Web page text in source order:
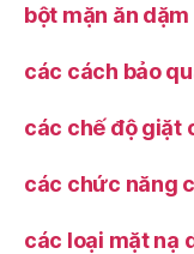
bột mặn ăn dặm
các cách bảo
các chế độ giặt
các chức năng
các loại mặt nạ